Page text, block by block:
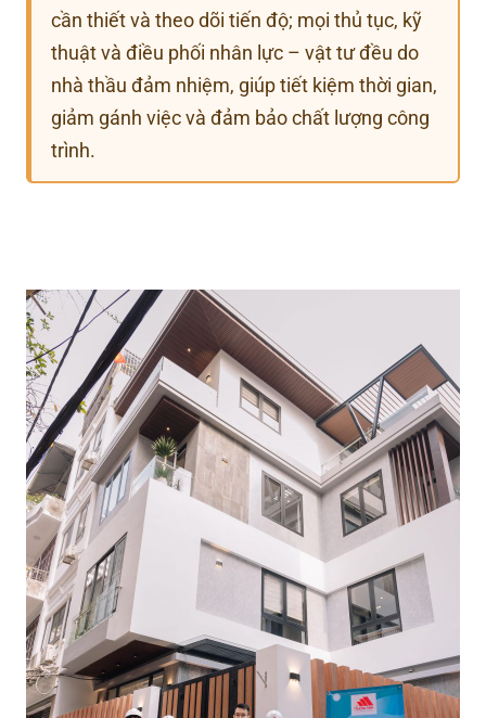
cần thiết và theo dõi tiến độ; mọi thủ tục, kỹ
thuật và điều phối nhân lực – vật tư đều do
nhà thầu đảm nhiệm, giúp tiết kiệm thời gian,
giảm gánh việc và đảm bảo chất lượng công
trình.